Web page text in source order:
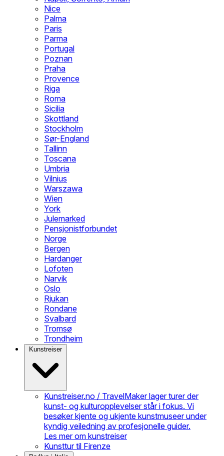
Nice
Palma
Paris
Parma
Portugal
Poznan
Praha
Provence
Riga
Roma
Sicilia
Skottland
Stockholm
Sør-England
Tallinn
Toscana
Umbria
Vilnius
Warszawa
Wien
York
Julemarked
Pensjonistforbundet
Norge
Bergen
Hardanger
Lofoten
Narvik
Oslo
Rjukan
Rondane
Svalbard
Tromsø
Trondheim
Kunstreiser
Kunstreiser.no / TravelMaker lager turer der
kunst- og kulturopplevelser står i fokus. Vi
besøker kjente og ukjente kunstmuseer under
kyndig veiledning av profesjonelle guider.
Les mer om kunstreiser
Kunsttur til Firenze